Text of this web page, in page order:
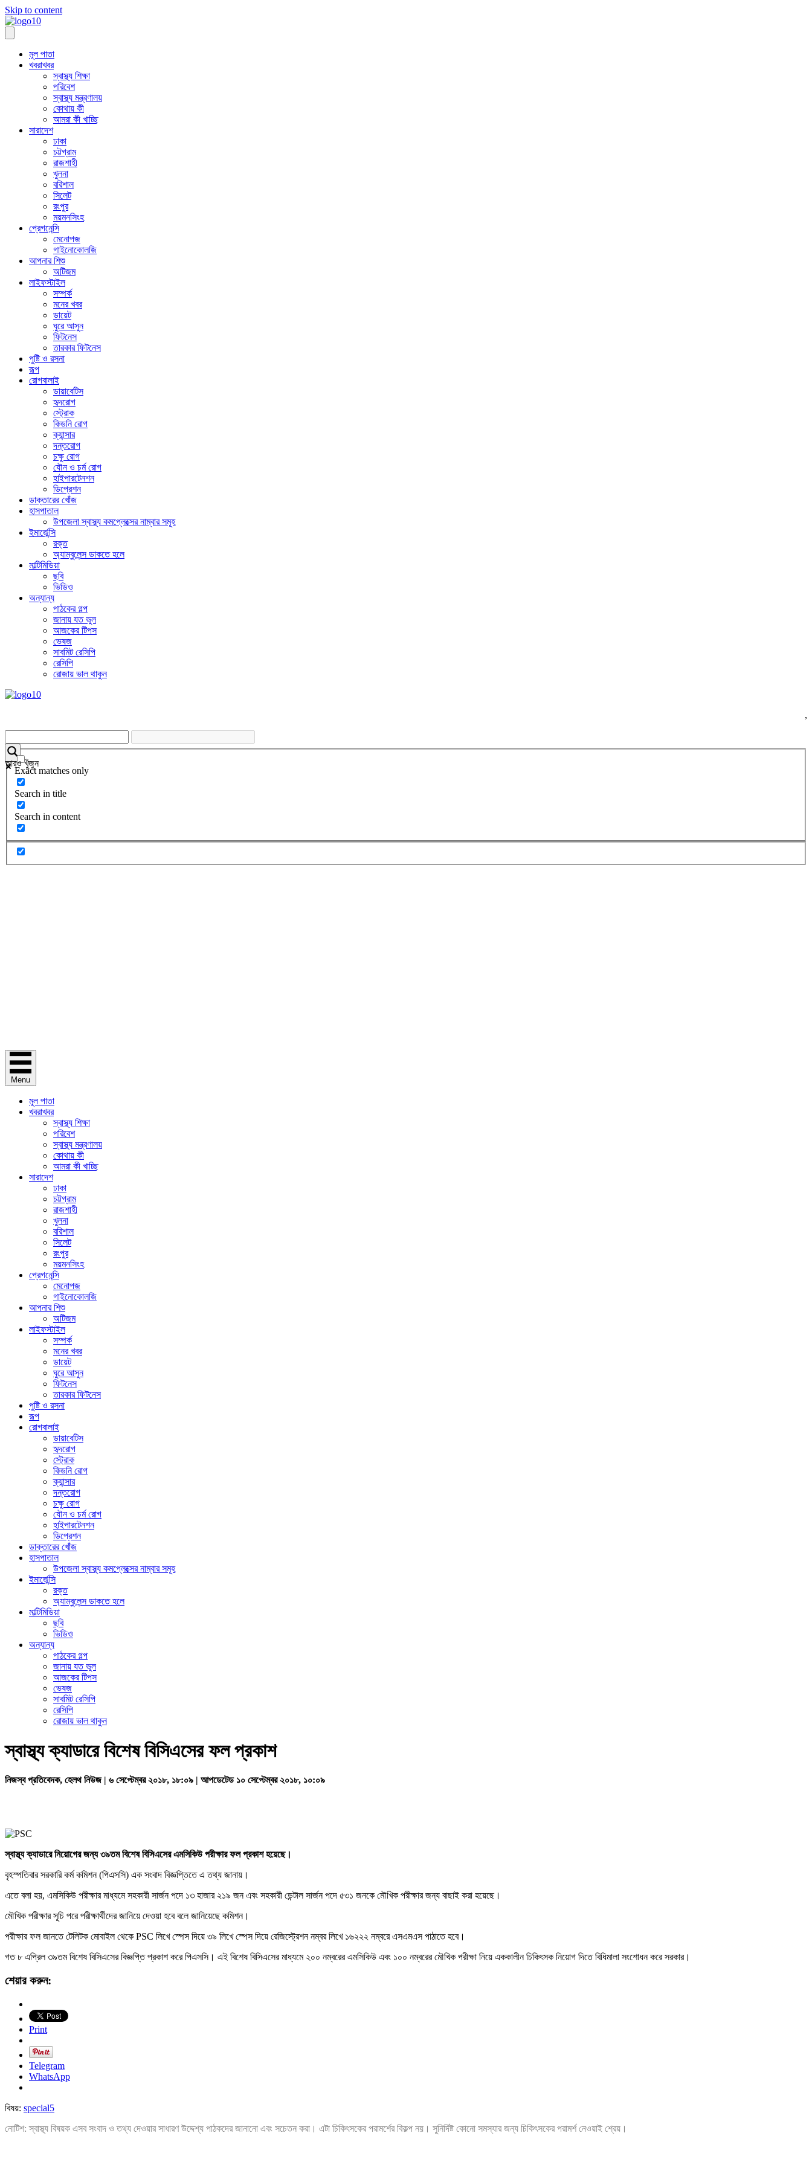
Skip to content
মূল পাতা
খবরাখবর
স্বাস্থ্য শিক্ষা
পরিবেশ
স্বাস্থ্য মন্ত্রণালয়
কোথায় কী
আমরা কী খাচ্ছি
সারাদেশ
ঢাকা
চট্টগ্রাম
রাজশাহী
খুলনা
বরিশাল
সিলেট
রংপুর
ময়মনসিংহ
প্রেগনেন্সি
মেনোপজ
গাইনোকোলজি
আপনার শিশু
অটিজম
লাইফস্টাইল
সম্পর্ক
মনের খবর
ডায়েট
ঘুরে আসুন
ফিটনেস
তারকার ফিটনেস
পুষ্টি ও রসনা
রূপ
রোগবালাই
ডায়াবেটিস
হৃদরোগ
স্ট্রোক
কিডনি রোগ
ক্যান্সার
দন্তরোগ
চক্ষু রোগ
যৌন ও চর্ম রোগ
হাইপারটেনশন
ডিপ্রেশন
ডাক্তারের খোঁজ
হাসপাতাল
উপজেলা স্বাস্থ্য কমপ্লেক্সের নাম্বার সমূহ
ইমার্জেন্সি
রক্ত
অ্যাম্বুলেন্স ডাকতে হলে
মাল্টিমিডিয়া
ছবি
ভিডিও
অন্যান্য
পাঠকের গল্প
জানায় যত ভুল
আজকের টিপস
ভেষজ
সাবমিট রেসিপি
রেসিপি
রোজায় ভাল থাকুন
,
আরও খুঁজুন
Exact matches only
Search in title
Search in content
Menu
মূল পাতা
খবরাখবর
স্বাস্থ্য শিক্ষা
পরিবেশ
স্বাস্থ্য মন্ত্রণালয়
কোথায় কী
আমরা কী খাচ্ছি
সারাদেশ
ঢাকা
চট্টগ্রাম
রাজশাহী
খুলনা
বরিশাল
সিলেট
রংপুর
ময়মনসিংহ
প্রেগনেন্সি
মেনোপজ
গাইনোকোলজি
আপনার শিশু
অটিজম
লাইফস্টাইল
সম্পর্ক
মনের খবর
ডায়েট
ঘুরে আসুন
ফিটনেস
তারকার ফিটনেস
পুষ্টি ও রসনা
রূপ
রোগবালাই
ডায়াবেটিস
হৃদরোগ
স্ট্রোক
কিডনি রোগ
ক্যান্সার
দন্তরোগ
চক্ষু রোগ
যৌন ও চর্ম রোগ
হাইপারটেনশন
ডিপ্রেশন
ডাক্তারের খোঁজ
হাসপাতাল
উপজেলা স্বাস্থ্য কমপ্লেক্সের নাম্বার সমূহ
ইমার্জেন্সি
রক্ত
অ্যাম্বুলেন্স ডাকতে হলে
মাল্টিমিডিয়া
ছবি
ভিডিও
অন্যান্য
পাঠকের গল্প
জানায় যত ভুল
আজকের টিপস
ভেষজ
সাবমিট রেসিপি
রেসিপি
রোজায় ভাল থাকুন
স্বাস্থ্য ক্যাডারে বিশেষ বিসিএসের ফল প্রকাশ
নিজস্ব প্রতিবেদক, হেলথ নিউজ | ৬ সেপ্টেম্বর ২০১৮, ১৮:০৯ | আপডেটেড ১০ সেপ্টেম্বর ২০১৮, ১০:০৯
স্বাস্থ্য ক্যাডারে নিয়োগের জন্য ৩৯তম বিশেষ বিসিএসের এমসিকিউ পরীক্ষার ফল প্রকাশ হয়েছে।
বৃহস্পতিবার সরকারি কর্ম কমিশন (পিএসসি) এক সংবাদ বিজ্ঞপ্তিতে এ তথ্য জানায়।
এতে বলা হয়, এমসিকিউ পরীক্ষার মাধ্যমে সহকারী সার্জন পদে ১৩ হাজার ২১৯ জন এবং সহকারী ডেন্টাল সার্জন পদে ৫৩১ জনকে মৌখিক পরীক্ষার জন্য বাছাই করা হয়েছে।
মৌখিক পরীক্ষার সূচি পরে পরীক্ষার্থীদের জানিয়ে দেওয়া হবে বলে জানিয়েছে কমিশন।
পরীক্ষার ফল জানতে টেলিটক মোবাইল থেকে PSC লিখে স্পেস দিয়ে ৩৯ লিখে স্পেস দিয়ে রেজিস্ট্রেশন নম্বর লিখে ১৬২২২ নম্বরে এসএমএস পাঠাতে হবে।
গত ৮ এপ্রিল ৩৯তম বিশেষ বিসিএসের বিজ্ঞপ্তি প্রকাশ করে পিএসসি। এই বিশেষ বিসিএসের মাধ্যমে ২০০ নম্বরের এমসিকিউ এবং ১০০ নম্বরের মৌখিক পরীক্ষা নিয়ে এককালীন চিকিৎসক নিয়োগ দিতে বিধিমালা সংশোধন করে সরকার।
শেয়ার করুন:
Print
Telegram
WhatsApp
বিষয়: special5
নোটিশ: স্বাস্থ্য বিষয়ক এসব সংবাদ ও তথ্য দেওয়ার সাধারণ উদ্দেশ্য পাঠকদের জানানো এবং সচেতন করা। এটা চিকিৎসকের পরামর্শের বিকল্প নয়। সুনির্দিষ্ট কোনো সমস্যার জন্য চিকিৎসকের পরামর্শ নেওয়াই শ্রেয়।